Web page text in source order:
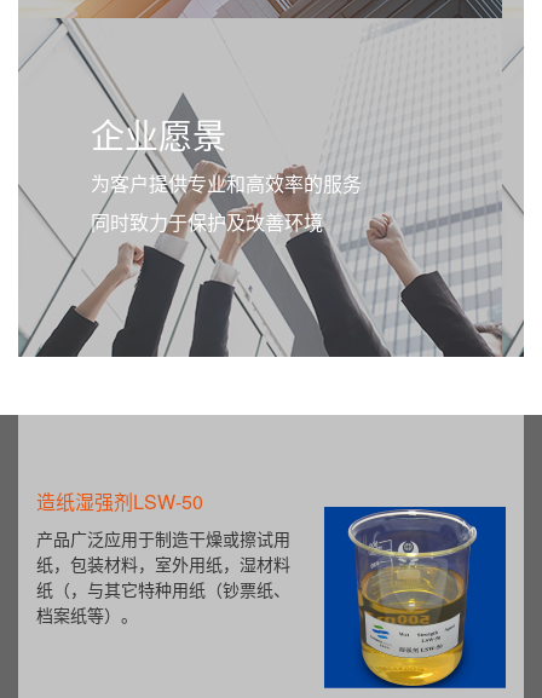
企业愿景
为客户提供专业和高效率的服务
同时致力于保护及改善环境
造纸湿强剂LSW-50
产品广泛应用于制造干燥或擦试用
纸，包装材料，室外用纸，湿材料
纸（，与其它特种用纸（钞票纸、
档案纸等）。